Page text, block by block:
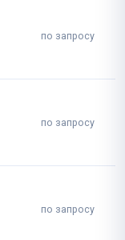
по запросу
по запросу
по запросу